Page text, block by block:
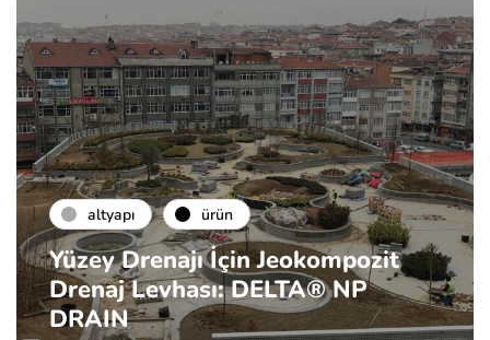
altyapı ürün
Yüzey Drenajı İçin Jeokompozit
Drenaj Levhası: DELTA® NP
DRAIN